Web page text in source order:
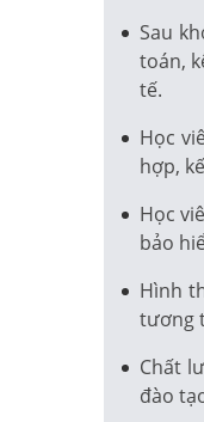
Sau
toán,
tế.
Học
hợp,
Học
bảo
Hình
tương
Chất
đào